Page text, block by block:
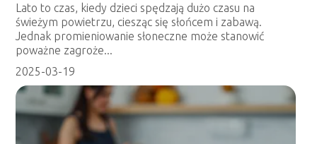
Lato to czas, kiedy dzieci spędzają dużo czasu na
świeżym powietrzu, ciesząc się słońcem i zabawą.
Jednak promieniowanie słoneczne może stanowić
poważne zagroże...
2025-03-19